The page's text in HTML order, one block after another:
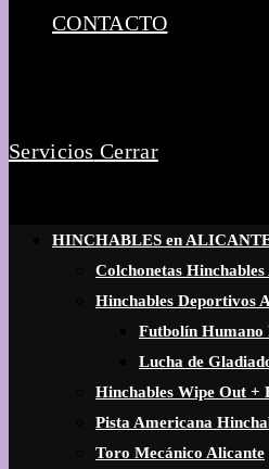
CONTACTO
Servicios Cerrar
HINCHABLES en
Colchonetas
Hinchables Deportivos
Futbolín Humano
Lucha de
Hinchables Wipe Out
Pista Americana
Toro Mecánico Alicante